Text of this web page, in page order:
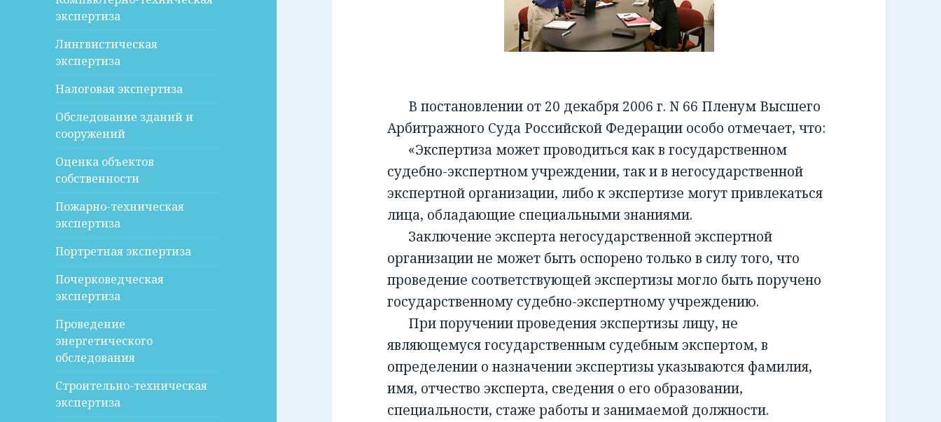
экспертиза
Лингвистическая
экспертиза
Налоговая экспертиза
Обследование зданий и
сооружений
Оценка объектов
собственности
Пожарно-техническая
экспертиза
Портретная экспертиза
Почерковедческая
экспертиза
Проведение
энергетического
обследования
Строительно-техническая
экспертиза
В постановлении от 20 декабря 2006 г. N 66 Пленум Высшего
Арбитражного Суда Российской Федерации особо отмечает, что:
«Экспертиза может проводиться как в государственном
судебно-экспертном учреждении, так и в негосударственной
экспертной организации, либо к экспертизе могут привлекаться
лица, обладающие специальными знаниями.
Заключение эксперта негосударственной экспертной
организации не может быть оспорено только в силу того, что
проведение соответствующей экспертизы могло быть поручено
государственному судебно-экспертному учреждению.
При поручении проведения экспертизы лицу, не
являющемуся государственным судебным экспертом, в
определении о назначении экспертизы указываются фамилия,
имя, отчество эксперта, сведения о его образовании,
специальности, стаже работы и занимаемой должности.